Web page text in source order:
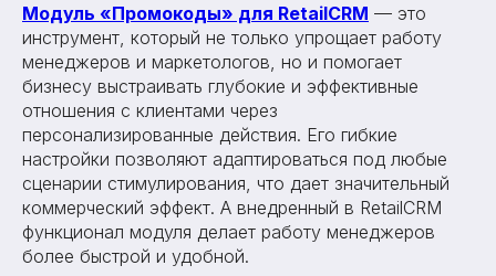
Модуль «Промокоды» для RetailCRM — это
инструмент, который не только упрощает работу
менеджеров и маркетологов, но и помогает
бизнесу выстраивать глубокие и эффективные
отношения с клиентами через
персонализированные действия. Его гибкие
настройки позволяют адаптироваться под любые
сценарии стимулирования, что дает значительный
коммерческий эффект. А внедренный в RetailCRM
функционал модуля делает работу менеджеров
более быстрой и удобной.